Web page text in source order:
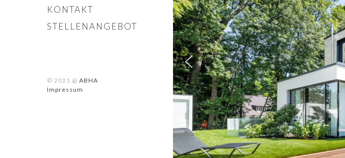
KONTAKT
STELLENANGEBOT
© 2021 @ ABHA
Impressum